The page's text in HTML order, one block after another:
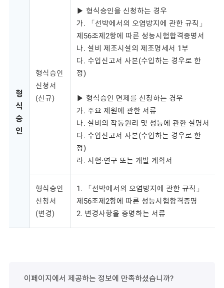
형
식
승
인
형식승인
신청서
(신규)
▶ 형식승인을 신청하는 경우
가. 「선박에서의 오염방지에 관한 규칙」
제56조제2항에 따른 성능시험합격증명서
나. 설비 제조시설의 제조명세서 1부
다. 수입신고서 사본(수입하는 경우로 한
정)
▶ 형식승인 면제를 신청하는 경우
가. 주요 제원에 관한 서류
나. 설비의 작동원리 및 성능에 관한 설명서
다. 수입신고서 사본(수입하는 경우로 한
정)
라. 시험·연구 또는 개발 계획서
형식승인
신청서
(변경)
1. 「선박에서의 오염방지에 관한 규칙」
제56조제2항에 따른 성능시험합격증명
2. 변경사항을 증명하는 서류
이페이지에서 제공하는 정보에 만족하셨습니까?